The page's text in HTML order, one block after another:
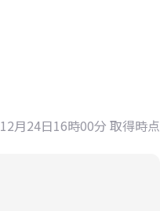
月24日16時00分 取得時点